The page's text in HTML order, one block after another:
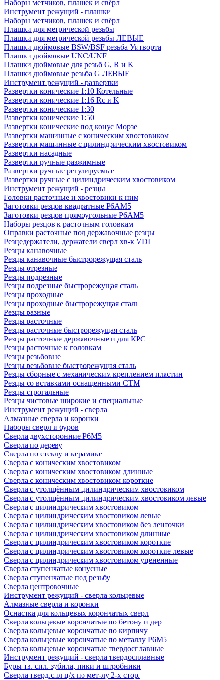
Наборы метчиков, плашек и свёрл
Инструмент режущий - плашки
Наборы метчиков, плашек и свёрл
Плашки для метрической резьбы
Плашки для метрической резьбы ЛЕВЫЕ
Плашки дюймовые BSW/BSF резьба Уитворта
Плашки дюймовые UNC/UNF
Плашки дюймовые для резьб G, R и K
Плашки дюймовые резьба G ЛЕВЫЕ
Инструмент режущий - развертки
Развертки конические 1:10 Котельные
Развертки конические 1:16 Rc и K
Развертки конические 1:30
Развертки конические 1:50
Развертки конические под конус Морзе
Развертки машинные с коническим хвостовиком
Развертки машинные с цилиндрическим хвостовиком
Развертки насадные
Развертки ручные разжимные
Развертки ручные регулируемые
Развертки ручные с цилиндрическим хвостовиком
Инструмент режущий - резцы
Головки расточные и хвостовики к ним
Заготовки резцов квадратные Р6АМ5
Заготовки резцов прямоугольные Р6АМ5
Наборы резцов к расточным головкам
Оправки расточные под державочные резцы
Резцедержатели, держатели сверл хв-к VDI
Резцы канавочные
Резцы канавочные быстрорежущая сталь
Резцы отрезные
Резцы подрезные
Резцы подрезные быстрорежущая сталь
Резцы проходные
Резцы проходные быстрорежущая сталь
Резцы разные
Резцы расточные
Резцы расточные быстрорежущая сталь
Резцы расточные державочные и для КРС
Резцы расточные к головкам
Резцы резьбовые
Резцы резьбовые быстрорежущая сталь
Резцы сборные с механическим креплением пластин
Резцы со вставками оснащенными СТМ
Резцы строгальные
Резцы чистовые широкие и специальные
Инструмент режущий - сверла
Алмазные сверла и коронки
Наборы сверл и буров
Сверла двухсторонние Р6М5
Сверла по дереву
Сверла по стеклу и керамике
Сверла с коническим хвостовиком
Сверла с коническим хвостовиком длинные
Сверла с коническим хвостовиком короткие
Сверла с утолщённым цилиндрическим хвостовиком
Сверла с утолщённым цилиндрическим хвостовиком левые
Сверла с цилиндрическим хвостовиком
Сверла с цилиндрическим хвостовиком левые
Сверла с цилиндрическим хвостовиком без ленточки
Сверла с цилиндрическим хвостовиком длинные
Сверла с цилиндрическим хвостовиком короткие
Сверла с цилиндрическим хвостовиком короткие левые
Сверла с цилиндрическим хвостовиком уцененные
Сверла ступенчатые конусные
Сверла ступенчатые под резьбу
Сверла центровочные
Инструмент режущий - сверла кольцевые
Алмазные сверла и коронки
Оснастка для кольцевых корончатых сверл
Сверла кольцевые корончатые по бетону и дер
Сверла кольцевые корончатые по кирпичу
Сверла кольцевые корончатые по металлу Р6М5
Сверла кольцевые корончатые твердосплавные
Инструмент режущий - сверла твердосплавные
Буры тв. спл. зубила, пики и штробники
Сверла тверд.спл ц/х по мет-лу 2-х стор.